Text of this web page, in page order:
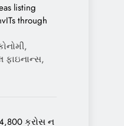
listing
through
ફાઇનાન્સ,
ક્રોસ ન